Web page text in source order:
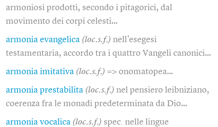
armoniosi prodotti, secondo i pitagorici, dal
movimento dei corpi celesti…
armonia evangelica (loc.s.f.) nell'esegesi
testamentaria, accordo tra i quattro Vangeli canonici…
armonia imitativa (loc.s.f.) => onomatopea…
armonia prestabilita (loc.s.f.) nel pensiero leibniziano,
coerenza fra le monadi predeterminata da Dio…
armonia vocalica (loc.s.f.) spec. nelle lingue